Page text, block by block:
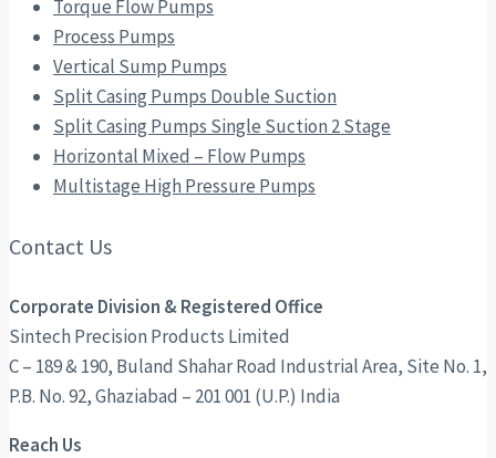
Torque Flow Pumps
Process Pumps
Vertical Sump Pumps
Split Casing Pumps Double Suction
Split Casing Pumps Single Suction 2 Stage
Horizontal Mixed – Flow Pumps
Multistage High Pressure Pumps
Contact Us
Corporate Division & Registered Office
Sintech Precision Products Limited
C – 189 & 190, Buland Shahar Road Industrial Area, Site No. 1,
P.B. No. 92, Ghaziabad – 201 001 (U.P.) India
Reach Us